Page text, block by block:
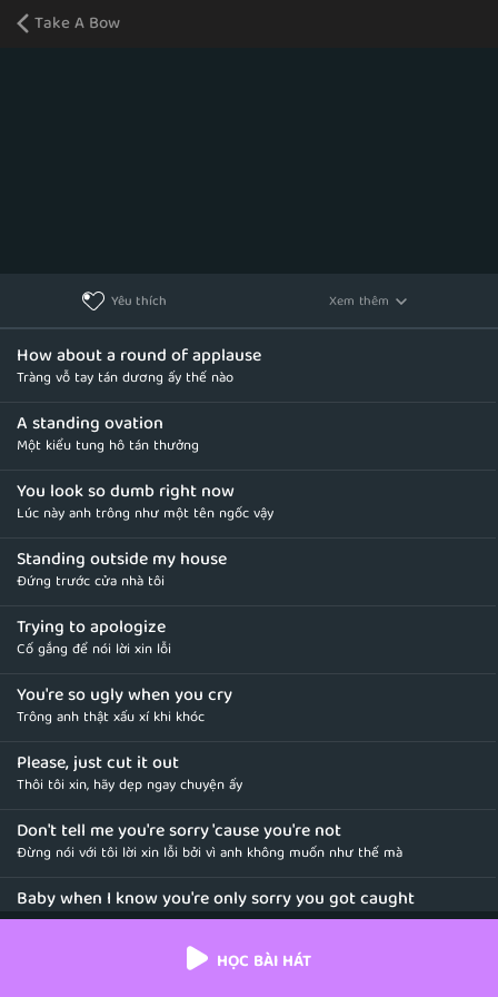
Take A Bow
Yêu thích Xem thêm
How about a round of applause
Tràng vỗ tay tán dương ấy thế nào
A standing ovation
Một kiểu tung hô tán thưởng
You look so dumb right now
Lúc này anh trông như một tên ngốc vậy
Standing outside my house
Đứng trước cửa nhà tôi
Trying to apologize
Cố gắng để nói lời xin lỗi
You're so ugly when you cry
Trông anh thật xấu xí khi khóc
Please, just cut it out
Thôi tôi xin, hãy dẹp ngay chuyện ấy
Don't tell me you're sorry 'cause you're not
Đừng nói với tôi lời xin lỗi bởi vì anh không muốn như thế mà
Baby when I know you're only sorry you got caught
Cưng à, tôi biết rằng anh chỉ xin lỗi khi anh bị bắt quả tang mà thôi
But you put on quite a showHỌC BÀI HÁT